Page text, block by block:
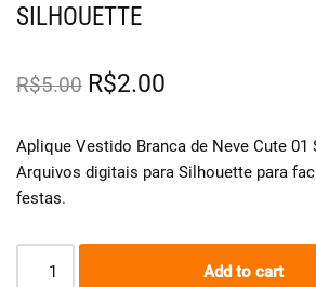
SILHOUETTE
R$5.00 R$2.00
Aplique Vestido Branca de Neve Cute 01
Arquivos digitais para Silhouette para
festas.
Add to cart